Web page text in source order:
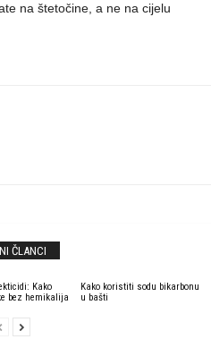
na štetočine, a ne na cijelu
ČLANCI
Kako
bez hemikalija
Kako koristiti sodu bikarbonu
u bašti